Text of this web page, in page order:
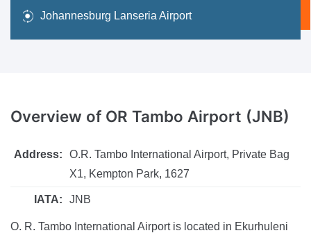
Johannesburg Lanseria Airport
Overview of OR Tambo Airport (JNB)
Address:
O.R. Tambo International Airport, Private Bag
X1, Kempton Park, 1627
IATA: JNB
O. R. Tambo International Airport is located in Ekurhuleni